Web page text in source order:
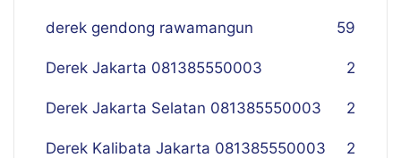
derek gendong rawamangun 59
Derek Jakarta 081385550003 2
Derek Jakarta Selatan 081385550003 2
Derek Kalibata Jakarta 081385550003 2